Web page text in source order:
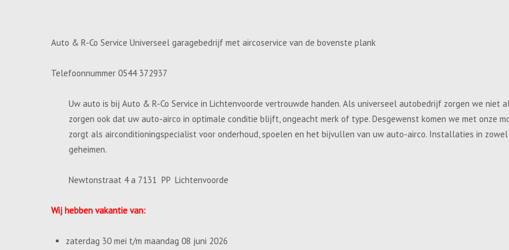
Auto & R-Co Service Universeel garagebedrijf met aircoservice van de bovenste plank
Telefoonnummer 0544 372937
Uw auto is bij Auto & R-Co Service in Lichtenvoorde vertrouwde handen. Als universeel autobedrijf zorgen we niet
zorgen ook dat uw auto-airco in optimale conditie blijft, ongeacht merk of type. Desgewenst komen we met onze
zorgt als airconditioningspecialist voor onderhoud, spoelen en het bijvullen van uw auto-airco. Installaties in
geheimen.
Newtonstraat 4 a 7131 PP Lichtenvoorde
Wij hebben vakantie van:
zaterdag 30 mei t/m maandag 08 juni 2026